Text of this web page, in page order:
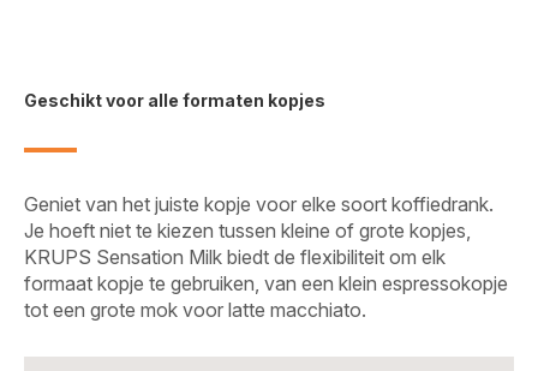
Geschikt voor alle formaten kopjes
Geniet van het juiste kopje voor elke soort koffiedrank.
Je hoeft niet te kiezen tussen kleine of grote kopjes,
KRUPS Sensation Milk biedt de flexibiliteit om elk
formaat kopje te gebruiken, van een klein espressokopje
tot een grote mok voor latte macchiato.